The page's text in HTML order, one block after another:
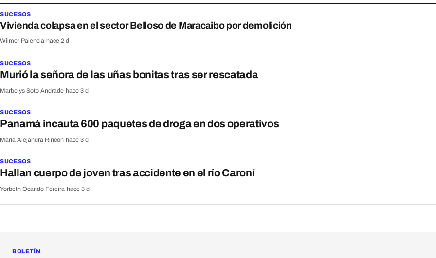
SUCESOS
Vivienda colapsa en el sector Belloso de Maracaibo por demolición
Wilmer Palencia hace 2 d
SUCESOS
Murió la señora de las uñas bonitas tras ser rescatada
Marbelys Soto Andrade hace 3 d
SUCESOS
Panamá incauta 600 paquetes de droga en dos operativos
María Alejandra Rincón hace 3 d
SUCESOS
Hallan cuerpo de joven tras accidente en el río Caroní
Yorbeth Ocando Fereira hace 3 d
BOLETÍN